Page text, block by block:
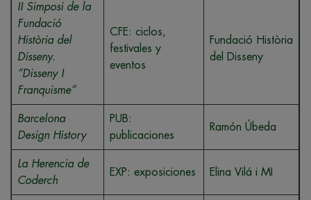
II Simposi de la
Fundació
Història del
Disseny.
“Disseny I
Franquisme”
CFE: ciclos,
festivales y
eventos
Fundació Història
del Disseny
Barcelona
Design History
PUB:
publicaciones
Ramón Úbeda
La Herencia de
Coderch
EXP: exposiciones Elina Vilá i MI